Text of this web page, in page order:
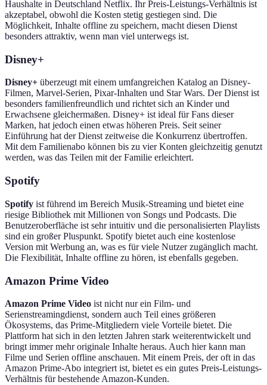
Haushalte in Deutschland Netflix. Ihr Preis-Leistungs-Verhältnis ist
akzeptabel, obwohl die Kosten stetig gestiegen sind. Die
Möglichkeit, Inhalte offline zu speichern, macht diesen Dienst
besonders attraktiv, wenn man viel unterwegs ist.
Disney+
Disney+ überzeugt mit einem umfangreichen Katalog an Disney-
Filmen, Marvel-Serien, Pixar-Inhalten und Star Wars. Der Dienst ist
besonders familienfreundlich und richtet sich an Kinder und
Erwachsene gleichermaßen. Disney+ ist ideal für Fans dieser
Marken, hat jedoch einen etwas höheren Preis. Seit seiner
Einführung hat der Dienst zeitweise die Konkurrenz übertroffen.
Mit dem Familienabo können bis zu vier Konten gleichzeitig genutzt
werden, was das Teilen mit der Familie erleichtert.
Spotify
Spotify ist führend im Bereich Musik-Streaming und bietet eine
riesige Bibliothek mit Millionen von Songs und Podcasts. Die
Benutzeroberfläche ist sehr intuitiv und die personalisierten Playlists
sind ein großer Pluspunkt. Spotify bietet auch eine kostenlose
Version mit Werbung an, was es für viele Nutzer zugänglich macht.
Die Flexibilität, Inhalte offline zu hören, ist ebenfalls gegeben.
Amazon Prime Video
Amazon Prime Video ist nicht nur ein Film- und
Serienstreamingdienst, sondern auch Teil eines größeren
Ökosystems, das Prime-Mitgliedern viele Vorteile bietet. Die
Plattform hat sich in den letzten Jahren stark weiterentwickelt und
bringt immer mehr originale Inhalte heraus. Auch hier kann man
Filme und Serien offline anschauen. Mit einem Preis, der oft in das
Amazon Prime-Abo integriert ist, bietet es ein gutes Preis-Leistungs-
Verhältnis für bestehende Amazon-Kunden.